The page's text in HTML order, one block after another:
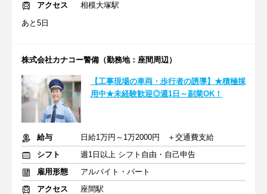
アクセス
相模大塚駅
あと5日
株式会社カナコー警備（勤務地：座間周辺）
【工事現場の車両・歩行者の誘導】★積極採
用中★未経験歓迎◎週1日～副業OK！
給与
日給1万円～1万2000円 ＋交通費支給
シフト
週1日以上 シフト自由・自己申告
雇用形態
アルバイト・パート
アクセス
座間駅